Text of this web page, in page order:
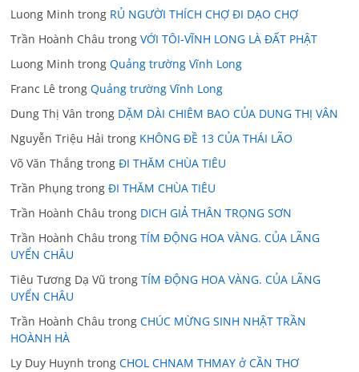
Luong Minh trong RỦ NGƯỜI THÍCH CHỢ ĐI DẠO CHỢ
Trần Hoành Châu trongVỚI TÔI-VĨNH LONG LÀ ĐẤT PHẬT
Luong Minh trongQuảng trường Vĩnh Long
Franc Lê trongQuảng trường Vĩnh Long
Dung Thị Vân trong DẶM DÀI CHIÊM BAO CỦA DUNG THỊ VÂN
Nguyễn Triệu Hải trong KHÔNG ĐỀ 13 CỦA THÁI LÃO
Võ Văn Thắng trongĐI THĂM CHÙA TIÊU
Trần Phụng trongĐI THĂM CHÙA TIÊU
Trần Hoành Châu trong DICH GIẢ THÂN TRỌNG SƠN
Trần Hoành Châu trongTÍM ĐỘNG HOA VÀNG. CỦA LÃNG
UYỂN CHÂU
Tiêu Tương Dạ Vũ trongTÍM ĐỘNG HOA VÀNG. CỦA LÃNG
UYỂN CHÂU
Trần Hoành Châu trongCHÚC MỪNG SINH NHẬT TRẦN
HOÀNH HÀ
Ly Duy Huynh trongCHOL CHNAM THMAY ở CẦN THƠ